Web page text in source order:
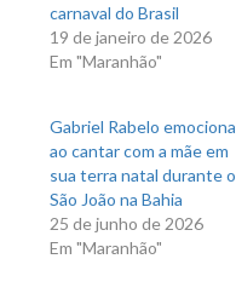
carnaval do Brasil
19 de janeiro de 2026
Em "Maranhão"
Gabriel Rabelo emociona
ao cantar com a mãe em
sua terra natal durante o
São João na Bahia
25 de junho de 2026
Em "Maranhão"